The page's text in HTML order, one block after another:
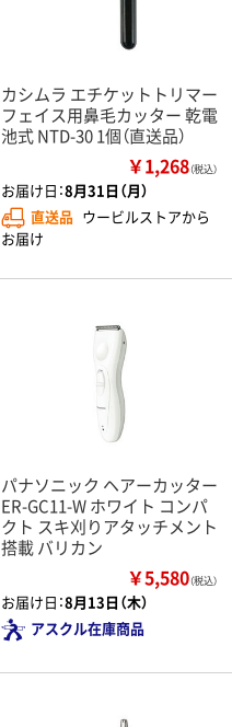
カシムラ エチケットトリマー
フェイス用鼻毛カッター 乾電
池式 NTD-30 1個（直送品）
￥1,268（税込）
お届け日：8月31日（月）
直送品 ウービルストアから
お届け
パナソニック ヘアーカッター
ER-GC11-W ホワイト コンパ
クト スキ刈りアタッチメント
搭載 バリカン
￥5,580（税込）
お届け日：8月13日（木）
アスクル在庫商品